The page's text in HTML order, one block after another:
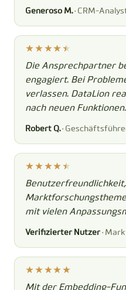
Generoso M. · CRM-
Die Ansprechpartner
engagiert. Bei
verlassen. DataLion
nach neuen Funktionen.
Robert Q. ·
mit vielen
Verifizierter Nutzer ·
Mit der Embedding-